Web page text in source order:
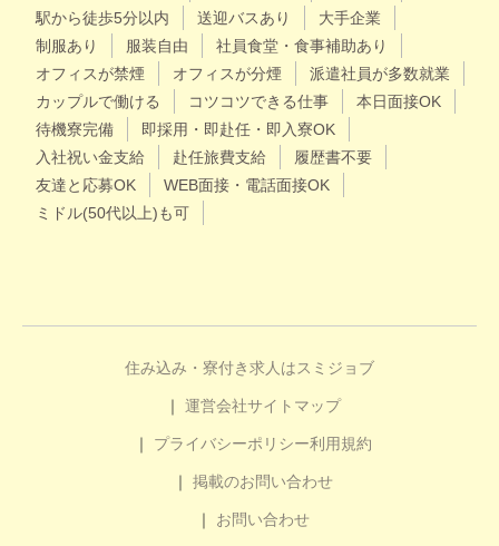
駅から徒歩5分以内
送迎バスあり
大手企業
制服あり
服装自由
社員食堂・食事補助あり
オフィスが禁煙
オフィスが分煙
派遣社員が多数就業
カップルで働ける
コツコツできる仕事
本日面接OK
待機寮完備
即採用・即赴任・即入寮OK
入社祝い金支給
赴任旅費支給
履歴書不要
友達と応募OK
WEB面接・電話面接OK
ミドル(50代以上)も可
住み込み・寮付き求人はスミジョブ
運営会社サイトマップ
プライバシーポリシー利用規約
掲載のお問い合わせ
お問い合わせ